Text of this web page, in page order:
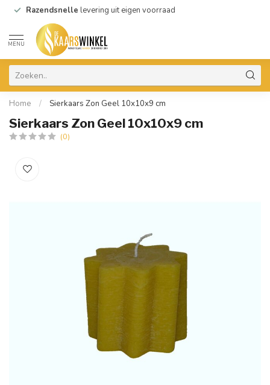
Razendsnelle levering uit eigen voorraad
MENU
Home / Sierkaars Zon Geel 10x10x9 cm
Sierkaars Zon Geel 10x10x9 cm
(0)